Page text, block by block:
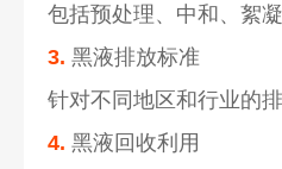
包括预处理、中和、絮
3. 黑液排放标准
针对不同地区和行业的排
4. 黑液回收利用